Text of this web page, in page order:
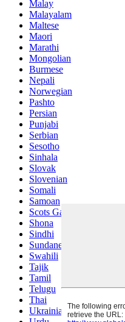
Malay
Malayalam
Maltese
Maori
Marathi
Mongolian
Burmese
Nepali
Norwegian
Pashto
Persian
Punjabi
Serbian
Sesotho
Sinhala
Slovak
Slovenian
Somali
Samoan
Scots Gaelic
Shona
Sindhi
Sundanese
Swahili
Tajik
Tamil
Telugu
Thai
Ukrainian